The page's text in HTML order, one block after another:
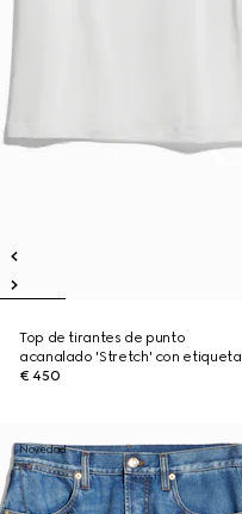
Top de tirantes de punto
acanalado 'Stretch' con etiqueta
€ 450
Novedad